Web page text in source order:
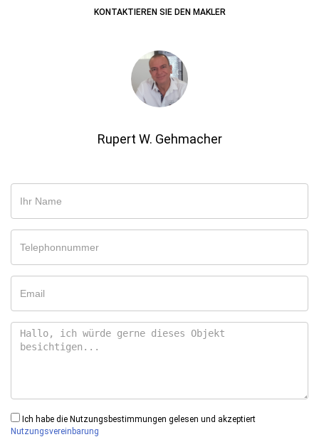
KONTAKTIEREN SIE DEN MAKLER
Rupert W. Gehmacher
Ich habe die Nutzungsbestimmungen gelesen und akzeptiert
Nutzungsvereinbarung